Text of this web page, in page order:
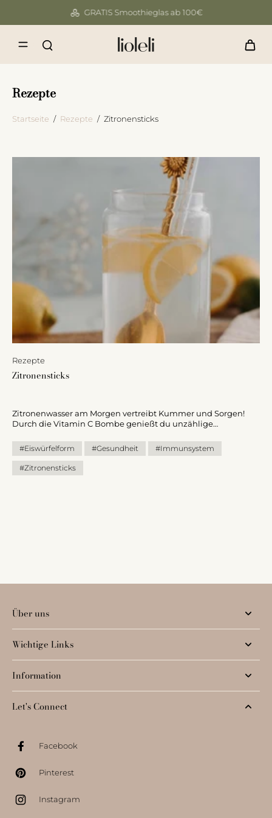
GRATIS Smoothieglas ab 100€
Rezepte
Startseite / Rezepte / Zitronensticks
Rezepte
Zitronensticks
Zitronenwasser am Morgen vertreibt Kummer und Sorgen!
Durch die Vitamin C Bombe genießt du unzählige
möglich haben und nicht jeden Tag Zitrone pressen und die
dazugehörigen Utensilien waschen wollen, bereiten wir uns
unsere tägliche Dosis in der Eiswürfelform | Sticks vor.
#Eiswürfelform #Gesundheit #Immunsystem
#Zitronensticks
Über uns
Wichtige Links
Information
Let's Connect
Facebook
Pinterest
Instagram